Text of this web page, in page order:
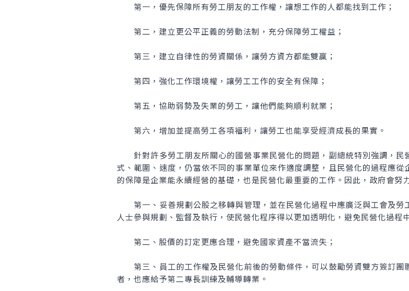
第一，優先保障所有勞工朋友的工作權，讓想工作的人都能找到工作；
第二，建立更公平正義的勞動法制，充分保障勞工權益；
第三，建立自律性的勞資關係，讓勞方資方都能雙贏；
第四，強化工作環境權，讓勞工工作的安全有保障；
第五，協助弱勢及失業的勞工，讓他們能夠順利就業；
第六，增加並提高勞工各項福利，讓勞工也能享受經濟成長的果實。
針對許多勞工朋友所關心的國營事業民營化的問題，副總統特別強調，民
式、範圍、速度，仍當依不同的事業單位來作適度調整，且民營化的過程應
的保障是企業能永續經營的基礎，也是民營化最重要的工作。因此，政府會努
第一、妥善規劃公股之移轉與管理，並在民營化過程中應廣泛與工會及勞
人士參與規劃、監督及執行，使民營化程序得以更加透明化，避免民營化過程
第二、股價的訂定更應合理，避免國家資產不當流失；
第三、員工的工作權及民營化前後的勞動條件，可以鼓勵勞資雙方簽訂團
者，也應給予第二專長訓練及輔導轉業。